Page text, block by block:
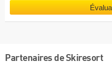
Partenaires de Skiresort